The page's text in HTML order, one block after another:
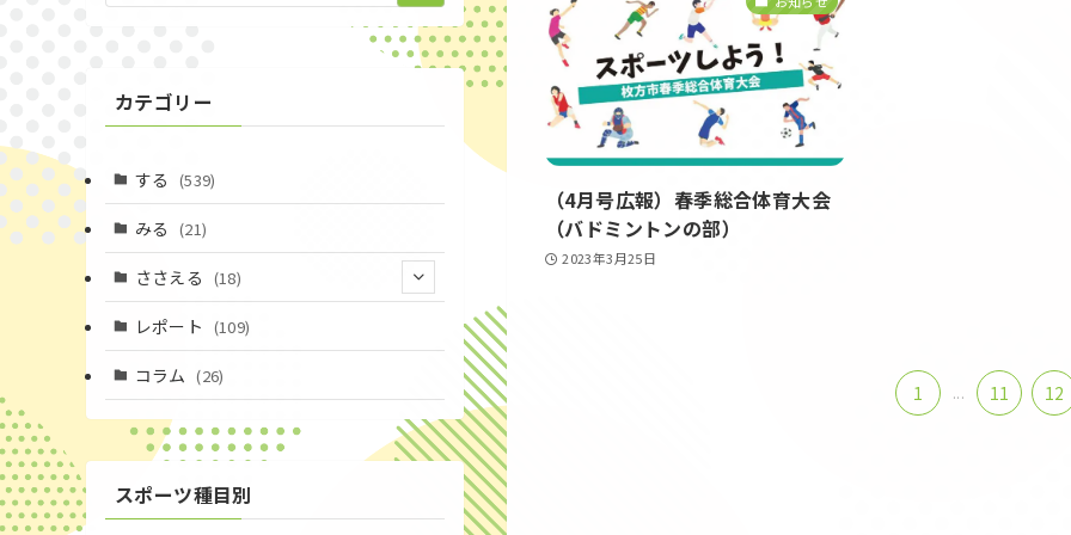
（4月号広報）春季総合体育大会
（バドミントンの部）
2023年3月25日
1 ... 11 12
カテゴリー
する (539)
みる (21)
ささえる (18)
(4)
(1)
レポート (109)
コラム (26)
スポーツ種目別